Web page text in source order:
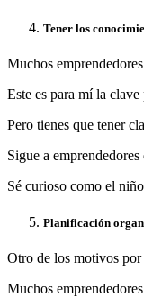
Tener los
Muchos
Este es para mí la
Pero tienes que tener
Sigue a
Sé curioso como el
Planificación
Otro de los motivos por
Muchos